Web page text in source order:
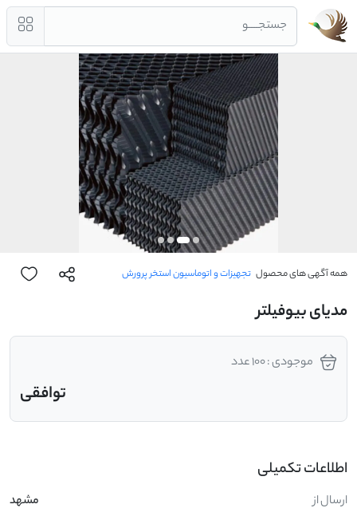
جستجــــو
همه آگهی های محصول تجهیزات و اتوماسیون استخر پرورش
مدیای بیوفیلتر
موجودی : 100 عدد
توافقی
اطلاعات تکمیلی
ارسال از مشهد